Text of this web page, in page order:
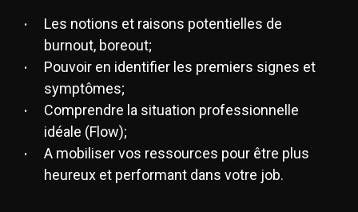
Les notions et raisons potentielles de
burnout, boreout;
Pouvoir en identifier les premiers signes et
symptômes;
Comprendre la situation professionnelle
idéale (Flow);
A mobiliser vos ressources pour être plus
heureux et performant dans votre job.